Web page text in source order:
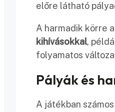
előre látható
A harmadik körre
kihívásokkal,
folyamatos
Pályák és
A játékban